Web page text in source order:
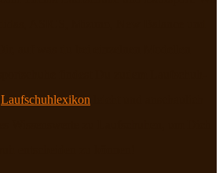
Laufschuhlexikon